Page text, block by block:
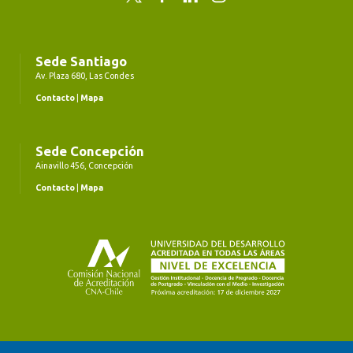
Sede Santiago
Av. Plaza 680, Las Condes
Contacto Mapa
Sede Concepción
Ainavillo 456, Concepción
Contacto Mapa